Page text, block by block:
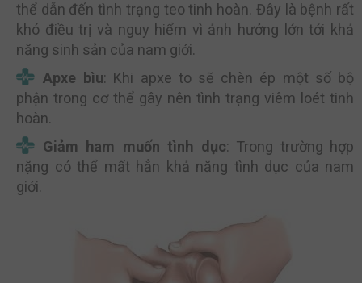
thể dẫn đến tình trạng teo tinh hoàn. Đây là bệnh rất
khó điều trị và nguy hiểm vì ảnh hưởng lớn tới khả
năng sinh sản của nam giới.
Apxe bìu: Khi apxe to sẽ chèn ép một số bộ
phận trong cơ thể gây nên tình trạng viêm loét tinh
hoàn.
Giảm ham muốn tình dục: Trong trường hợp
nặng có thể mất hẳn khả năng tình dục của nam
giới.